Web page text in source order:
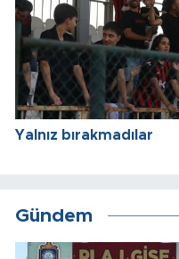
Yalnız bırakmadılar
Gündem